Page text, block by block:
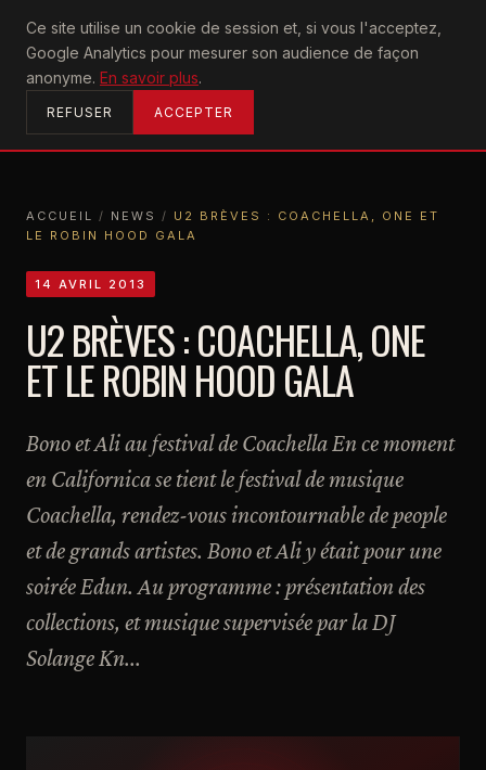
Ce site utilise un cookie de session et, si vous l'acceptez,
Google Analytics pour mesurer son audience de façon
anonyme. En savoir plus.
REFUSER ACCEPTER
U2achtung
ACCUEIL
ACCUEIL / NEWS / U2 BRÈVES : COACHELLA, ONE ET
LE ROBIN HOOD GALA
14 AVRIL 2013
U2 BRÈVES : COACHELLA, ONE
ET LE ROBIN HOOD GALA
Bono et Ali au festival de Coachella En ce moment
en Californica se tient le festival de musique
Coachella, rendez-vous incontournable de people
et de grands artistes. Bono et Ali y était pour une
soirée Edun. Au programme : présentation des
collections, et musique supervisée par la DJ
Solange Kn...